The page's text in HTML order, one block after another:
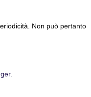
Non può pertanto
.